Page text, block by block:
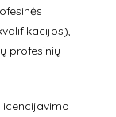
profesinių